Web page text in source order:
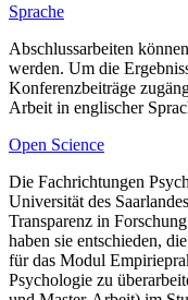
Sprache
Abschlussarbeiten
werden. Um die
Konferenzbeiträge
Arbeit in englischer
Open Science
Die Fachrichtungen
Universität des
Transparenz in
haben sie entschieden,
für das Modul
Psychologie zu